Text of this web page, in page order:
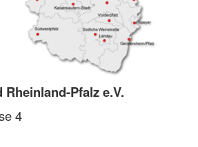
Pfalz e.V.
4